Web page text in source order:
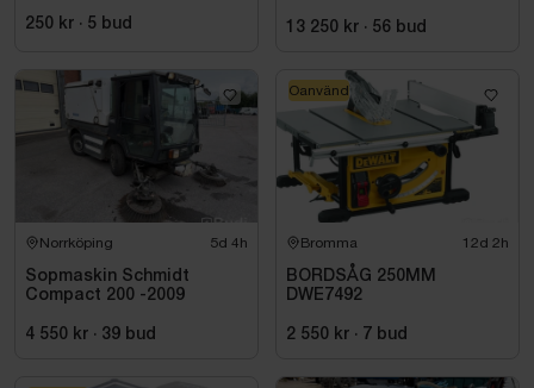
250 kr · 5 bud 13 250 kr · 56 bud
Norrköping 5d 4h
Sopmaskin Schmidt
Compact 200 -2009
4 550 kr · 39 bud
Bromma 12d 2h
BORDSÅG 250MM
DWE7492
2 550 kr · 7 bud
Oanvänd